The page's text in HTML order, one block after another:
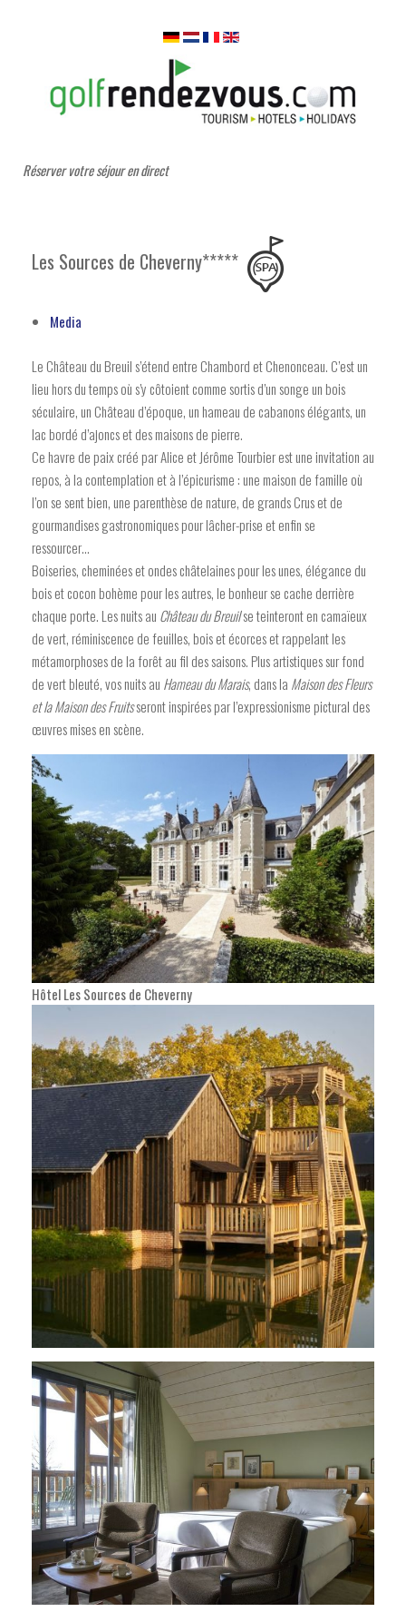
Réserver votre séjour en direct
Les Sources de Cheverny*****
Media
Le Château du Breuil s’étend entre Chambord et Chenonceau. C’est un
lieu hors du temps où s’y côtoient comme sortis d’un songe un bois
séculaire, un Château d’époque, un hameau de cabanons élégants, un
lac bordé d’ajoncs et des maisons de pierre.
Ce havre de paix créé par Alice et Jérôme Tourbier est une invitation au
repos, à la contemplation et à l’épicurisme : une maison de famille où
l’on se sent bien, une parenthèse de nature, de grands Crus et de
gourmandises gastronomiques pour lâcher-prise et enfin se
ressourcer…
Boiseries, cheminées et ondes châtelaines pour les unes, élégance du
bois et cocon bohème pour les autres, le bonheur se cache derrière
chaque porte. Les nuits au Château du Breuilse teinteront en camaïeux
de vert, réminiscence de feuilles, bois et écorces et rappelant les
métamorphoses de la forêt au fil des saisons. Plus artistiques sur fond
de vert bleuté, vos nuits au Hameau du Marais, dans la Maison des Fleurs
et la Maison des Fruitsseront inspirées par l’expressionisme pictural des
œuvres mises en scène.
Hôtel Les Sources de Cheverny